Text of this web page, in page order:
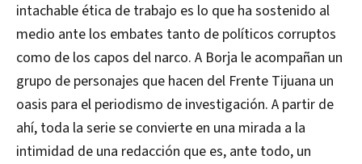
intachable ética de trabajo es lo que ha sostenido al
medio ante los embates tanto de políticos corruptos
como de los capos del narco. A Borja le acompañan un
grupo de personajes que hacen del Frente Tijuana un
oasis para el periodismo de investigación. A partir de
ahí, toda la serie se convierte en una mirada a la
intimidad de una redacción que es, ante todo, un